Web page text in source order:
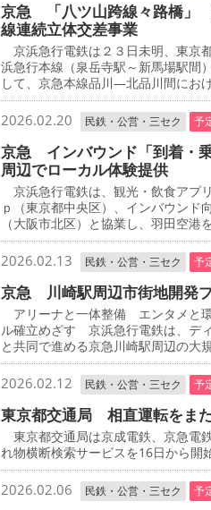
京急 「八ツ山跨線々路橋
線連続立体交差事業
京浜急行電鉄は２３日未明、東京
浜急行本線（泉岳寺駅～新馬場駅間
して、京急本線品川―北品川間にお
2026.02.20 民鉄・公営・三セク 予
京急 インバウンド「到着・
周辺でローカル体験提供
京浜急行電鉄は、観光・飲食アプ
ｐ（東京都中央区）、インバウンド
（大阪市北区）と協業し、羽田空港
2026.02.13 民鉄・公営・三セク 予
京急 川崎駅周辺市街地開発
アリーナと一体整備 エンタメと
ル確立めざす 京浜急行電鉄は、デ
と共同で進める京急川崎駅周辺の大
2026.02.12 民鉄・公営・三セク 予
東京都交通局 相直運転をま
東京都交通局は京成電鉄、京急電
れ物横断検索サービスを16日から開
2026.02.06 民鉄・公営・三セク 予